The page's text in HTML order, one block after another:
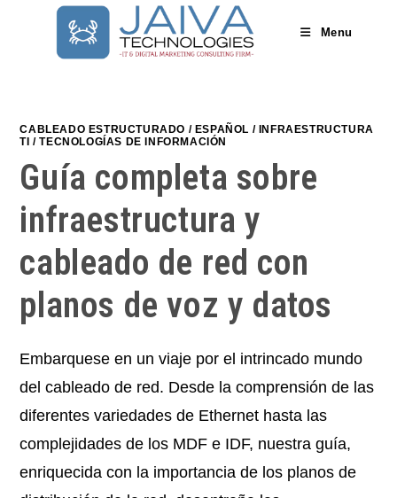
Menu
CABLEADO ESTRUCTURADO / ESPAÑOL / INFRAESTRUCTURA
TI /TECNOLOGÍAS DE INFORMACIÓN
Guía completa sobre
infraestructura y
cableado de red con
planos de voz y datos
Embarquese en un viaje por el intrincado mundo
del cableado de red. Desde la comprensión de las
diferentes variedades de Ethernet hasta las
complejidades de los MDF e IDF, nuestra guía,
enriquecida con la importancia de los planos de